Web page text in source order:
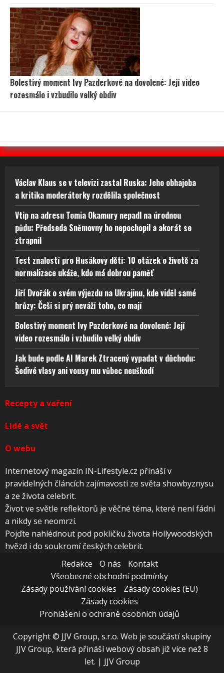
Bolestivý moment Ivy Pazderkové na dovolené: Její video
rozesmálo i vzbudilo velký obdiv
Václav Klaus se v televizi zastal Ruska: Jeho obhajoba
a kritika moderátorky rozdělila společnost
Vtip na adresu Tomia Okamury nepadl na úrodnou
půdu: Předseda Sněmovny ho nepochopil a akorát se
ztrapnil
Test znalostí pro Husákovy děti: 10 otázek o životě za
normalizace ukáže, kdo má dobrou paměť
Jiří Dvořák o svém výjezdu na Ukrajinu, kde viděl samé
hrůzy: Češi si prý neváží toho, co mají
Bolestivý moment Ivy Pazderkové na dovolené: Její
video rozesmálo i vzbudilo velký obdiv
Jak bude podle AI Marek Ztracený vypadat v důchodu:
Šedivé vlasy ani vousy mu vůbec neuškodí
Recepty a vaření
Lidé a svět
O webu
Internetový magazín IN-Lifestyle.cz přináší v
pravidelných článcích zajímavosti ze světa showbyznysu
a ze života celebrit.
Život ve světle reflektorů je věčné téma, které není fádní
a nikdy se neomrzí.
Pojďte nahlédnout pod pokličku života Hollywoodských
hvězd i do soukromí českých celebrit.
Redakce
O nás
Kontakt
Všeobecné obchodní podmínky
Zásady používání cookies
Zásady cookies (EU)
Zásady cookies
Prohlášení o ochraně osobních údajů
Copyright © JJV Group, s.r.o. Web je součástí skupiny
JJV Group, která přináší webový obsah již více než 8
let. | JJV Group